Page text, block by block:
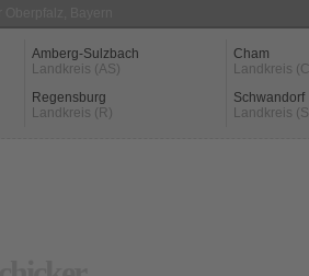
Amberg-Sulzbach
Landkreis (AS)
Cham
Landkreis
Regensburg
Landkreis (R)
Schwandorf
Landkreis